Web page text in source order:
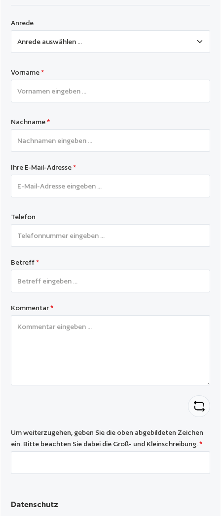
Anrede
Vorname*
Nachname*
Ihre E-Mail-Adresse*
Telefon
Betreff*
Kommentar*
Um weiterzugehen, geben Sie die oben abgebildeten Zeichen
ein. Bitte beachten Sie dabei die Groß- und Kleinschreibung.*
Datenschutz